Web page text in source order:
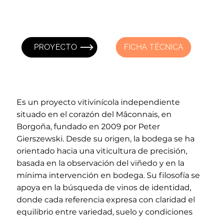
PROYECTO FICHA TÉCNICA
Es un proyecto vitivinícola independiente
situado en el corazón del Mâconnais, en
Borgoña, fundado en 2009 por Peter
Gierszewski. Desde su origen, la bodega se ha
orientado hacia una viticultura de precisión,
basada en la observación del viñedo y en la
mínima intervención en bodega. Su filosofía se
apoya en la búsqueda de vinos de identidad,
donde cada referencia expresa con claridad el
equilibrio entre variedad, suelo y condiciones